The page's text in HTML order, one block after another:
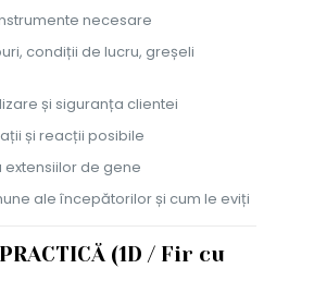
necesare
condiții de lucru, greșeli
și siguranța clientei
și reacții posibile
de gene
ale începătorilor și cum le eviți
(1D / Fir cu